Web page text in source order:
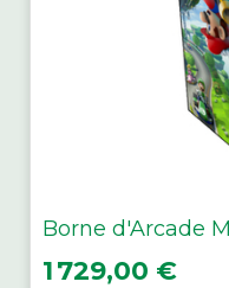
Borne d'Arcade
Prix
1 729,00 €